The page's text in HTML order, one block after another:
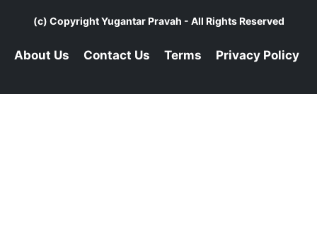
(c) CopyrightYugantar Pravah - All Rights Reserved
About Us Contact Us Terms Privacy Policy